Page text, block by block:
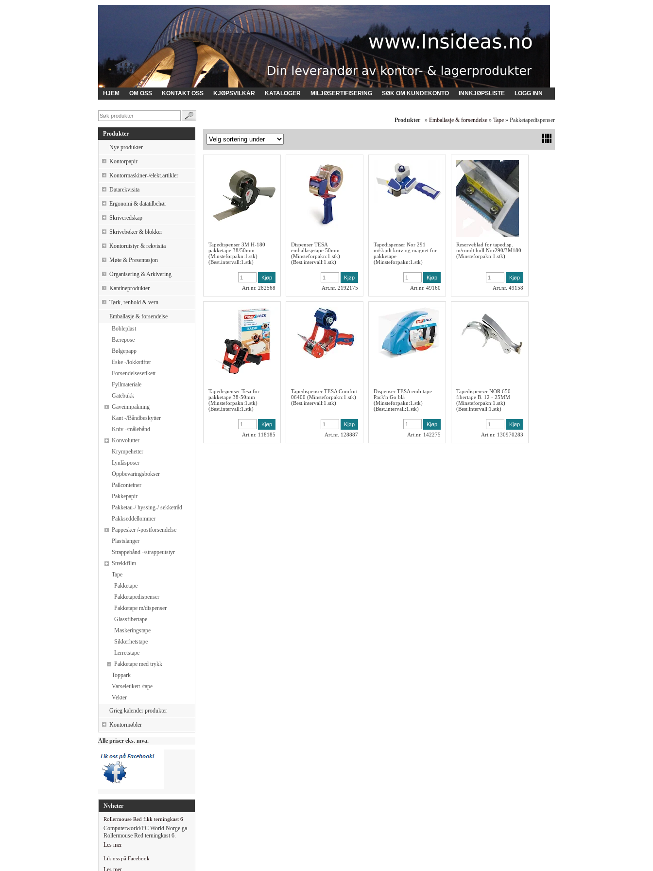
HJEM OM OSS KONTAKT OSS KJØPSVILKÅR KATALOGER MILJØSERTIFISERING SØK OM KUNDEKONTO INNKJØPSLISTE LOGG INN
Produkter
Nye produkter
Kontorpapir
Kontormaskiner-/elekt.artikler
Datarekvisita
Ergonomi & datatilbehør
Skriveredskap
Skrivebøker & blokker
Kontorutstyr & rekvisita
Møte & Presentasjon
Organisering & Arkivering
Kantineprodukter
Tørk, renhold & vern
Emballasje & forsendelse
Bobleplast
Bærepose
Bølgepapp
Eske -/lokkstifter
Forsendelsesetikett
Fyllmateriale
Gatebukk
Gaveinnpakning
Kant -/Båndbeskytter
Kniv -/målebånd
Konvolutter
Krympehetter
Lynlåsposer
Oppbevaringsbokser
Pallconteiner
Pakkepapir
Pakketau-/ hyssing-/ sekketråd
Pakkseddellommer
Pappesker /-postforsendelse
Plastslanger
Strappebånd -/strappeutstyr
Strekkfilm
Tape
Pakketape
Pakketapedispenser
Pakketape m/dispenser
Glassfibertape
Maskeringstape
Sikkerhetstape
Lerretstape
Pakketape med trykk
Toppark
Varseletikett-/tape
Vekter
Grieg kalender produkter
Kontormøbler
Alle priser eks. mva.
Nyheter
Rollermouse Red fikk terningkast 6
Computerworld/PC World Norge ga
Rollermouse Red terningkast 6.
Les mer
Lik oss på Facebook
Les mer
Produkter » Emballasje & forsendelse » Tape » Pakketapedispenser
Tapedispenser 3M H-180
pakketape 38/50mm
(Minsteforpakn:1.stk)
(Best.intervall:1.stk)
Art.nr. 282568
Dispenser TESA
emballasjetape 50mm
(Minsteforpakn:1.stk)
(Best.intervall:1.stk)
Art.nr. 2192175
Tapedispenser Nor 291
m/skjult kniv og magnet for
pakketape
(Minsteforpakn:1.stk)
Art.nr. 49160
Reserveblad for tapedisp.
m/rundt hull Nor290/3M180
(Minsteforpakn:1.stk)
Art.nr. 49158
Tapedispenser Tesa for
pakketape 38-50mm
(Minsteforpakn:1.stk)
(Best.intervall:1.stk)
Art.nr. 118185
Tapedispenser TESA Comfort
06400 (Minsteforpakn:1.stk)
(Best.intervall:1.stk)
Art.nr. 128887
Dispenser TESA emb.tape
Pack'n Go blå
(Minsteforpakn:1.stk)
(Best.intervall:1.stk)
Art.nr. 142275
Tapedispenser NOR 650
fibertape B. 12 - 25MM
(Minsteforpakn:1.stk)
(Best.intervall:1.stk)
Art.nr. 130970283